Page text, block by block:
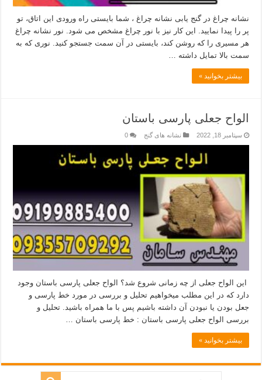
نشانه چراغ در گنج یابی نشانه چراغ ، شما بایستی راه ورودی این اتاق، تو
پر را پیدا نمایید. این کار نیز با نور چراغ مشخص می شود. نور نشانه چراغ
هر مسیری را که روشن کند، بایستی در آن سمت جستجو کنید. نوری که به
سمت بالا تمایل داشته …
بیشتر بخوانید »
الواح جعلی پارسی باستان
سپتامبر 18, 2022 نشانه های گنج 0
این الواح جعلی از چه زمانی شروع شد؟ الواح جعلی پارسی باستان وجود
دارد که در این مطلب میخواهیم تحلیل و بررسی در مورد خط پارسی و
جعل بودن یا نبودن آن داشته باشیم پس با ما همراه باشید. تحلیل و
بررسی الواح جعلی پارسی باستان : خط پارسی باستان …
بیشتر بخوانید »